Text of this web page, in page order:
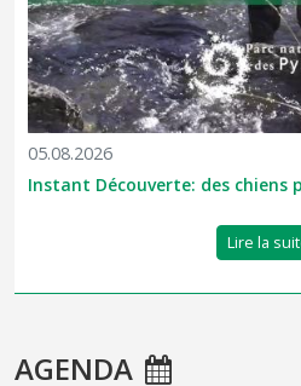
05.08.2026
Instant Découverte: des chiens
Lire la
AGENDA